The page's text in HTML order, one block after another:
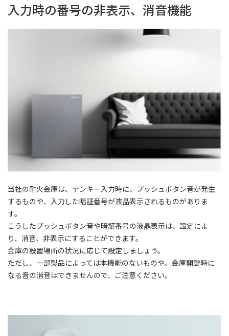
入力時の番号の非表示、消音機能
当社の耐火金庫は、テンキー入力時に、プッシュボタン音が発生
するものや、入力した暗証番号が液晶表示されるものがありま
す。
こうしたプッシュボタン音や暗証番号の液晶表示は、設定によ
り、消音、非表示にすることができます。
金庫の設置場所の状況に応じて設定しましょう。
ただし、一部製品によっては本機能のないものや、金庫開錠時に
なる音の消音はできませんので、ご注意ください。